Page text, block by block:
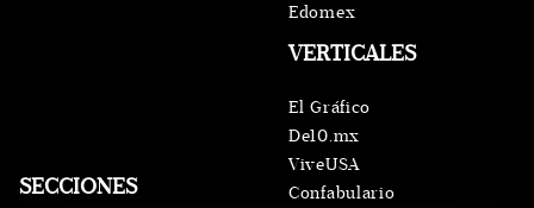
SECCIONES
VERTICALES
El Gráfico
De10.mx
ViveUSA
Confabulario
Edomex